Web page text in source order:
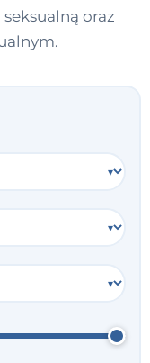
oraz